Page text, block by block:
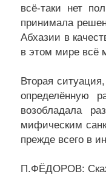
всё-таки нет
принимала
Абхазии в
в этом мире всё
Вторая
определённую
возобладала
мифическим
прежде всего в
П.ФЁДОРОВ: